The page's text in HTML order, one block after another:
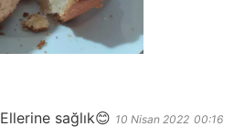
Ellerine sağlık😊 10 Nisan 2022 00:16